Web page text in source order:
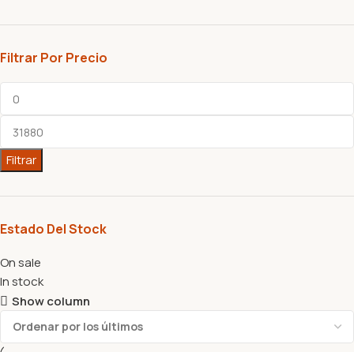
Filtrar Por Precio
Filtrar
Estado Del Stock
On sale
In stock
Show column